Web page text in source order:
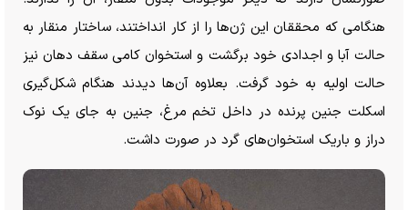
هنگامی که محققان این ژن‌ها را از کار انداختند، ساختار منقار به
حالت آبا و اجدادی خود برگشت و استخوان کامی سقف دهان نیز
حالت اولیه به خود گرفت. بعلاوه آن‌ها دیدند هنگام شکل‌گیری
اسکلت جنین پرنده در داخل تخم مرغ، جنین به جای یک نوک
دراز و باریک استخوان‌های گرد در صورت داشت.